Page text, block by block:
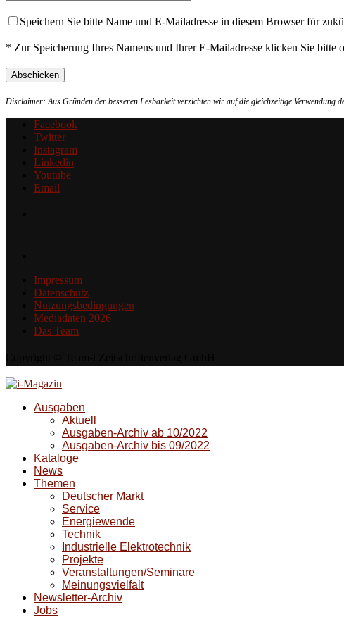
Speichern Sie bitte Name und E-Mailadresse in diesem Browser für
* Zur Speicherung Ihres Namens und Ihrer E-Mailadresse klicken Sie
Disclaimer: Aus Gründen der besseren Lesbarkeit verzichten wir auf die gleichzeitige Verwendung
Facebook
Twitter
Instagram
Linkedin
Youtube
Email
Impressum
Datenschutz
Nutzungsbedingungen
Mediadaten 2026
Das Team
Ausgaben
Aktuell
Ausgaben-Archiv ab 10/2022
Ausgaben-Archiv bis 09/2022
Kataloge
News
Themen
Deutscher Markt
Service
Energiewende
Technik
Industrielle Elektrotechnik
Projekte
Veranstaltungen/Seminare
Meinungsvielfalt
Newsletter-Archiv
Jobs